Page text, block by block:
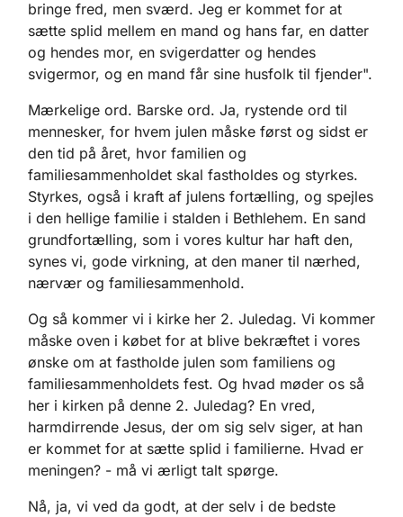
bringe fred, men sværd. Jeg er kommet for at
sætte splid mellem en mand og hans far, en datter
og hendes mor, en svigerdatter og hendes
svigermor, og en mand får sine husfolk til fjender".
Mærkelige ord. Barske ord. Ja, rystende ord til
mennesker, for hvem julen måske først og sidst er
den tid på året, hvor familien og
familiesammenholdet skal fastholdes og styrkes.
Styrkes, også i kraft af julens fortælling, og spejles
i den hellige familie i stalden i Bethlehem. En sand
grundfortælling, som i vores kultur har haft den,
synes vi, gode virkning, at den maner til nærhed,
nærvær og familiesammenhold.
Og så kommer vi i kirke her 2. Juledag. Vi kommer
måske oven i købet for at blive bekræftet i vores
ønske om at fastholde julen som familiens og
familiesammenholdets fest. Og hvad møder os så
her i kirken på denne 2. Juledag? En vred,
harmdirrende Jesus, der om sig selv siger, at han
er kommet for at sætte splid i familierne. Hvad er
meningen? - må vi ærligt talt spørge.
Nå, ja, vi ved da godt, at der selv i de bedste